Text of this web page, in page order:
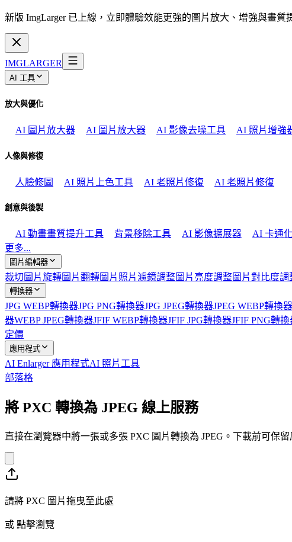
新版 ImgLarger 已上線，立即體驗效能更強的圖片放大、增強與畫質
IMGLARGER
AI 工具
放大與優化
AI 圖片放大器 AI 圖片放大器 AI 影像去噪工具 AI 照片增強
人像與修復
人臉修圖 AI 照片上色工具 AI 老照片修復 AI 老照片修復
創意與後製
AI 動畫畫質提升工具 背景移除工具 AI 影像擴展器
AI 卡通
更多...
圖片編輯器
裁切圖片旋轉圖片翻轉圖片 照片濾鏡調整圖片亮度調整圖片對比度調
轉換器
JPG WEBP轉換器JPG PNG轉換器JPG JPEG轉換器JPEG WEBP轉換器
器WEBP JPEG轉換器JFIF WEBP轉換器JFIF JPG轉換器JFIF PNG轉換
定價
應用程式
AI Enlarger 應用程式AI 照片工具
部落格
將 PXC 轉換為 JPEG 線上服務
直接在瀏覽器中將一張或多張 PXC 圖片轉換為 JPEG。下載前可保
請將 PXC 圖片拖曳至此處
或 點擊瀏覽